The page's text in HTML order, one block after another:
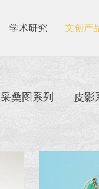
学术研究 文创产
采桑图系列 皮影